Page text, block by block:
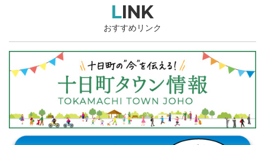
LINK
おすすめリンク